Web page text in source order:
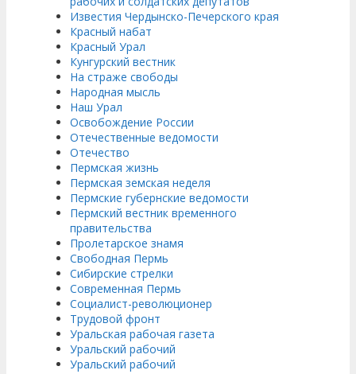
Известия Чердынско-Печерского края
Красный набат
Красный Урал
Кунгурский вестник
На страже свободы
Народная мысль
Наш Урал
Освобождение России
Отечественные ведомости
Отечество
Пермская жизнь
Пермская земская неделя
Пермские губернские ведомости
Пермский вестник временного
правительства
Пролетарское знамя
Свободная Пермь
Сибирские стрелки
Современная Пермь
Социалист-революционер
Трудовой фронт
Уральская рабочая газета
Уральский рабочий
Уральский рабочий